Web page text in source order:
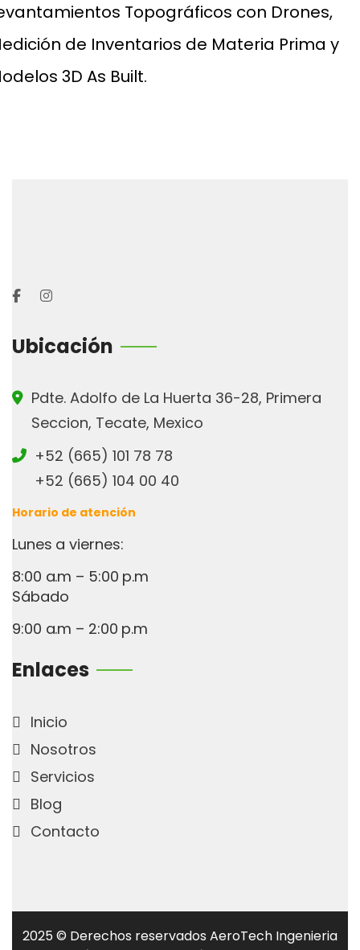
Topográficos con Drones,
de Inventarios de Materia Prima y
3D As Built.
Ubicación
Pdte. Adolfo de La Huerta 36-28, Primera
Seccion, Tecate, Mexico
+52 (665) 101 78 78
+52 (665) 104 00 40
Horario de atención
Lunes a viernes:
8:00 a.m – 5:00 p.m
Sábado
9:00 a.m – 2:00 p.m
Enlaces
Inicio
Nosotros
Servicios
Blog
Contacto
2025 © Derechos reservados AeroTech Ingenieria